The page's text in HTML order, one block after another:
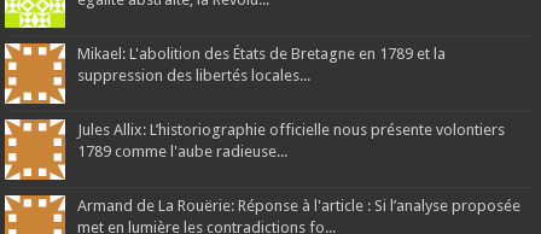
Mikael: L'abolition des États de Bretagne en 1789 et la
suppression des libertés locales...
Jules Allix: L’historiographie officielle nous présente volontiers
1789 comme l'aube radieuse...
Armand de La Rouërie: Réponse à l'article : Si l’analyse proposée
met en lumière les contradictions fo...